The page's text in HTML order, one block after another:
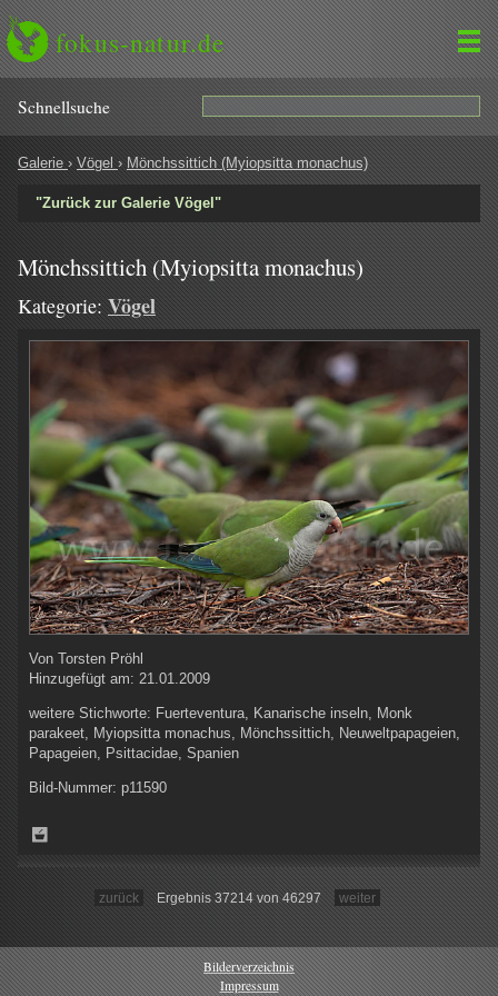
fokus-natur.de
Schnell­suche
Galerie › Vögel › Mönchssittich (Myiopsitta monachus)
"Zurück zur Galerie Vögel"
Mönchssittich (Myiopsitta monachus)
Kategorie: Vögel
Von Torsten Pröhl
Hinzugefügt am: 21.01.2009
weitere Stichworte: Fuerteventura, Kanarische inseln, Monk
parakeet, Myiopsitta monachus, Mönchssittich, Neuweltpapageien,
Papageien, Psittacidae, Spanien
Bild-Nummer: p11590
zurück Ergebnis 37214 von 46297 weiter
Bilderverzeichnis
Impressum